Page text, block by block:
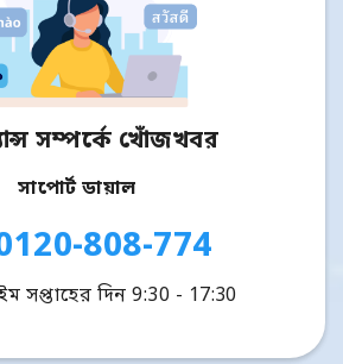
সম্পর্কে খোঁজখবর
সাপোর্ট ডায়াল
808-774
সপ্তাহের দিন 9:30 - 17:30